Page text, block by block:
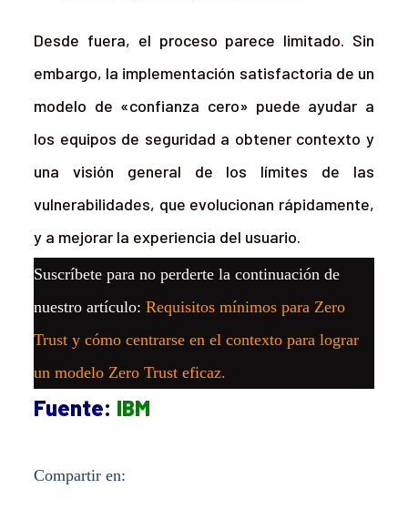
Desde fuera, el proceso parece limitado. Sin
embargo, la implementación satisfactoria de un
modelo de «confianza cero» puede ayudar a
los equipos de seguridad a obtener contexto y
una visión general de los límites de las
vulnerabilidades, que evolucionan rápidamente,
y a mejorar la experiencia del usuario.
Suscríbete para no perderte la continuación de
nuestro artículo: Requisitos mínimos para Zero
Trust y cómo centrarse en el contexto para lograr
un modelo Zero Trust eficaz.
Fuente: IBM
Compartir en: